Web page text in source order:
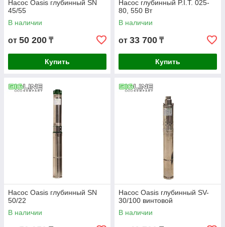
Насос Oasis глубинный SN
45/55
В наличии
от 50 200 ₸
Купить
Насос глубинный P.I.T. 025-
80, 550 Вт
В наличии
от 33 700 ₸
Купить
Насос Oasis глубинный SN
50/22
В наличии
Насос Oasis глубинный SV-
30/100 винтовой
В наличии